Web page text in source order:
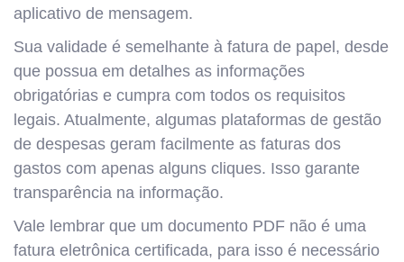
aplicativo de mensagem.
Sua validade é semelhante à fatura de papel, desde
que possua em detalhes as informações
obrigatórias e cumpra com todos os requisitos
legais. Atualmente, algumas plataformas de gestão
de despesas geram facilmente as faturas dos
gastos com apenas alguns cliques. Isso garante
transparência na informação.
Vale lembrar que um documento PDF não é uma
fatura eletrônica certificada, para isso é necessário